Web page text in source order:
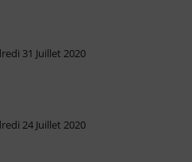
31 Juillet 2020
24 Juillet 2020